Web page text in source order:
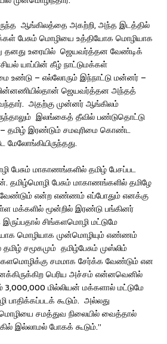
ஆங்கிலத்தை அகற்றி, அந்த இடத்தில்
பேசும் மொழியை உத்தியோக மொழியாக
தனது உரையில் ஜெயவர்த்தன வேண்டிக்
யாப்பின் கீழ் நாட்டுமக்கள்
உண்டு – எல்லோரும் இந்நாட்டு மன்னர் –
ஜெயவர்த்தன அந்தத்
அதற்கு முன்னர் ஆங்கிலம்
இலங்கைத் தீவில் பண்டுதொட்டு
– தமிழ் இரண்டும் சமவுரிமை கொண்ட
பேசும் மாகாணங்களில் தமிழ் பேசப்பட
பேசும் மாகாணங்களில் தமிழே
என்ற எண்ணம் எப்போதும் எனக்கு
மக்களில் மூன்றில் இரண்டு பங்கினர்
சிங்களமொழி மட்டுமே
மொழியாக முன்மொழியும் எண்ணம்
சமூகமும் தமிழ்பேசும் முஸ்லிம்
சமமாக சேர்க்க வேண்டும் என
பெரிய அச்சம் என்னவெனில்
3,000,000 மில்லியன் மக்களால் மட்டுமே
பாதிக்கப்படக் கூடும். அல்லது
சமத்துவ நிலையில் வைத்தால்
இல்லாமல் போகக் கூடும்.”